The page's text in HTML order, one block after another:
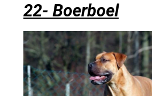
22- Boerboel